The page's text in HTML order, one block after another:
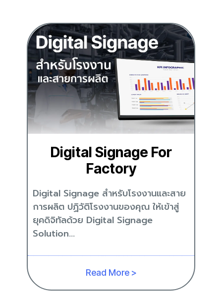
Digital Signage For
Factory
Digital Signage สำหรับโรงงานและสาย
การผลิต ปฏิวัติโรงงานของคุณ ให้เข้าสู่
ยุคดิจิทัลด้วย Digital Signage
Solution...
Read More >